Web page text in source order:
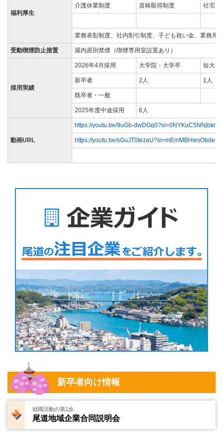
福利厚生
介護休業制度 資格取得制度 社宅・
業務表彰制度、社内割引制度、子ども祝い金、業務用
受動喫煙防止措置 屋内原則禁煙（喫煙専用室設置あり）
採用実績
2026年4月採用 大学院・大学卒 短大・
新卒者 2人 1人
既卒者・一般
2025年度中途採用 6人
動画URL
https://youtu.be/9uGb-
https://youtu.be/
新卒者向け情報
就職活動の第1歩
尾道地域企業合同説明会